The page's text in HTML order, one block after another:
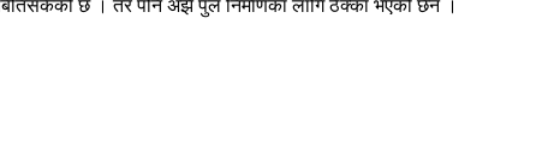
छ । तर पनि अझै पुल निर्माणका लागि ठेक्का भएको छैन ।